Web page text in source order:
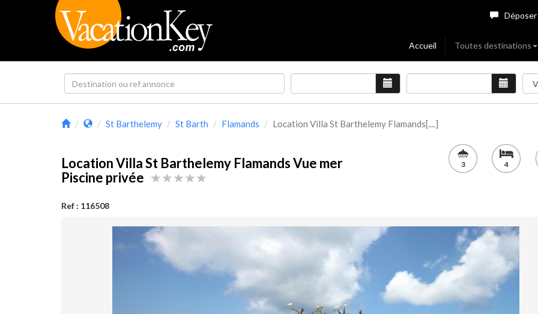
Accueil Toutes destinations
St Barthelemy St Barth Flamands Location Villa St Barthelemy Flamands[....]
Location Villa St Barthelemy Flamands Vue mer
Piscine privée
Ref : 116508
3 4